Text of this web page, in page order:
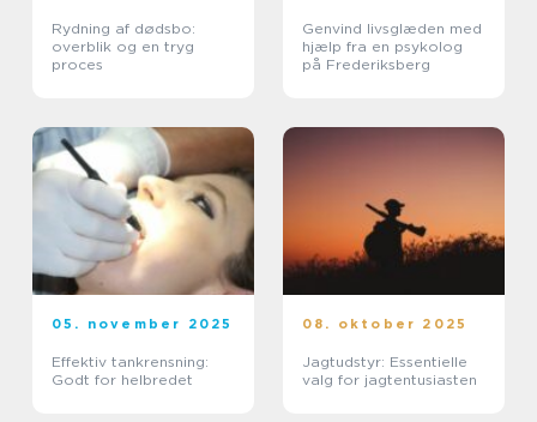
Rydning af dødsbo:
overblik og en tryg
proces
Genvind livsglæden med
hjælp fra en psykolog
på Frederiksberg
05. november 2025
Effektiv tankrensning:
Godt for helbredet
08. oktober 2025
Jagtudstyr: Essentielle
valg for jagtentusiasten